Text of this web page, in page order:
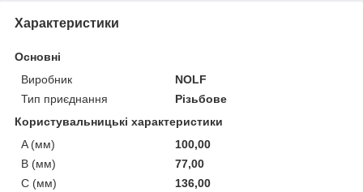
Характеристики
Основні
Виробник
NOLF
Тип приєднання
Різьбове
Користувальницькі характеристики
A (мм)
100,00
B (мм)
77,00
C (мм)
136,00